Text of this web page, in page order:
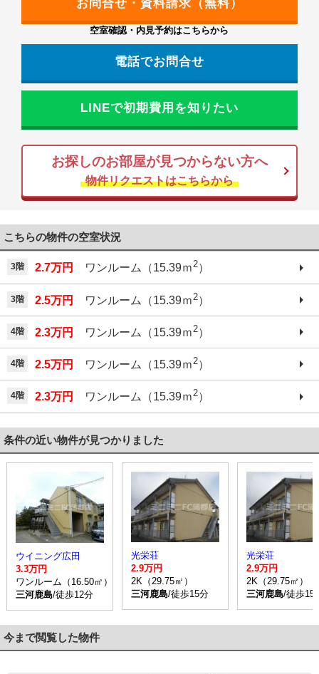
空室確認・内見予約はこちらから
電話でお問合せ
LINEで初期費用を知りたい
お探しのお部屋が見つからない方へ
物件リクエストはこちらから
こちらの物件の空室状況
3階 2.7万円 ワンルーム（15.39ｍ2）
3階 2.5万円 ワンルーム（15.39ｍ 2）
4階 2.3万円 ワンルーム（15.39ｍ 2）
4階 2.5万円 ワンルーム（15.39ｍ2）
4階 2.3万円 ワンルーム（15.39ｍ2）
条件の近い物件が見つかりました
ウイニング広田
3.3万円
ワンルーム（16.50㎡）
三河鹿島/徒歩12分
光栄荘
2.9万円
2K（29.75㎡）
三河鹿島/徒歩15分
光栄荘
2.9万円
2K（29.75㎡）
三河鹿島/徒歩15
今まで閲覧した物件